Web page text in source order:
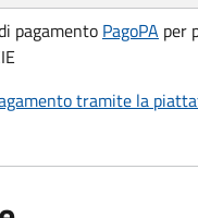
pagamento PagoPA per
tramite la